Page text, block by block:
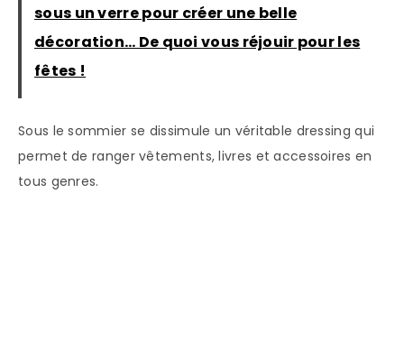
sous un verre pour créer une belle
décoration… De quoi vous réjouir pour les
fêtes !
Sous le sommier se dissimule un véritable dressing qui
permet de ranger vêtements, livres et accessoires en
tous genres.